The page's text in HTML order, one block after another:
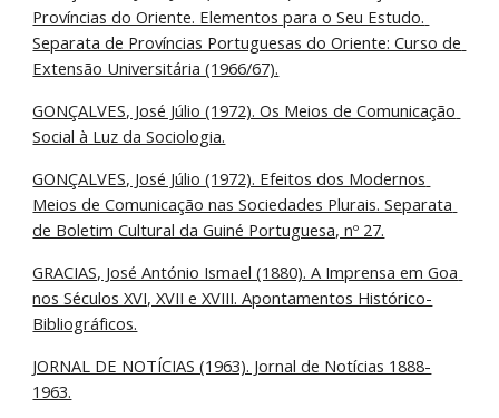
Províncias do Oriente. Elementos para o Seu Estudo.
Separata de Províncias Portuguesas do Oriente: Curso de
Extensão Universitária (1966/67).
GONÇALVES, José Júlio (1972). Os Meios de Comunicação
Social à Luz da Sociologia.
GONÇALVES, José Júlio (1972). Efeitos dos Modernos
Meios de Comunicação nas Sociedades Plurais. Separata
de Boletim Cultural da Guiné Portuguesa, nº 27.
GRACIAS, José António Ismael (1880). A Imprensa em Goa
nos Séculos XVI, XVII e XVIII. Apontamentos Histórico-
Bibliográficos.
JORNAL DE NOTÍCIAS (1963). Jornal de Notícias 1888-
1963.